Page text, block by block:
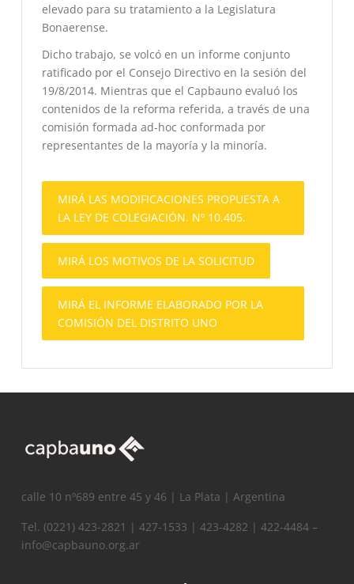
elevado para su tratamiento a la Legislatura
Bonaerense.
Dicho trabajo, se volcó en un informe conjunto
ratificado por el Consejo Directivo en la sesión del
19/8/2014. Mientras que el Capbauno evaluó los
contenidos de la reforma referida, a través de una
comisión formada ad-hoc conformada por
representantes de la mayoría y la minoría.
MIRÁ LAS MODIFICACIONES PROPUESTA A
LA LEY DE COLEGIACIÓN. Nº 10.405.
MIRÁ LOS MOTIVOS DE LA SOLICITUD
MIRÁ EL INFORME ELABORADO POR LA
COMISIÓN DEL DISTRITO UNO
calle 10 nº689 entre 45 y 46 | La Plata | Argentina
Tel. (0221) 423-2821 | 427-1533 | 423-4282 | 422-4484 –
info@capbauno.org.ar